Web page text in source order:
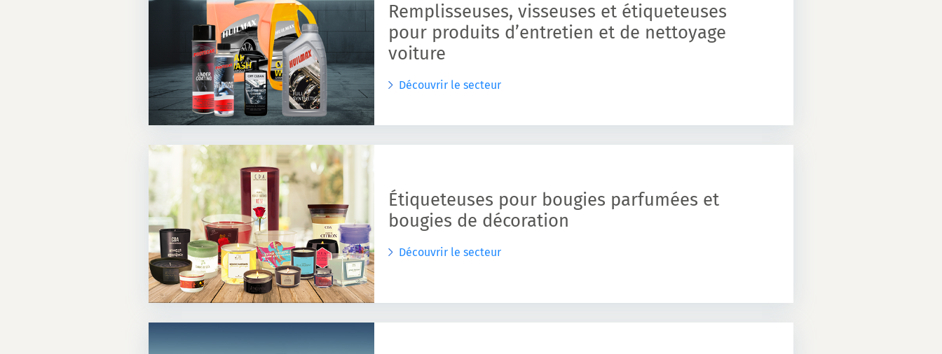
Remplisseuses, visseuses et étiqueteuses
pour produits d’entretien et de nettoyage
voiture
Découvrir le secteur
Étiqueteuses pour bougies parfumées et
bougies de décoration
Découvrir le secteur